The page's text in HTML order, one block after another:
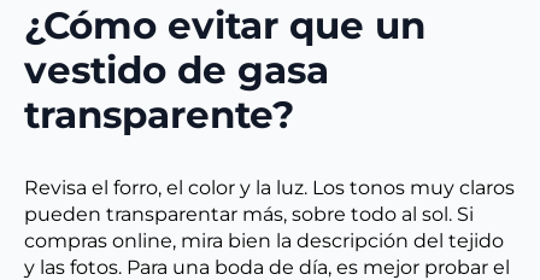
¿Cómo evitar que un
vestido de gasa
transparente?
Revisa el forro, el color y la luz. Los tonos muy claros
pueden transparentar más, sobre todo al sol. Si
compras online, mira bien la descripción del tejido
y las fotos. Para una boda de día, es mejor probar el